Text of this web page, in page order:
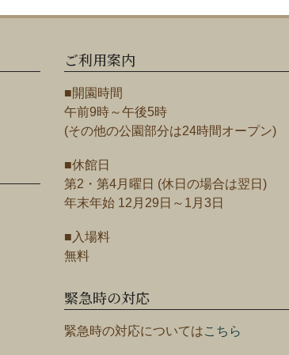
ご利用案内
■開園時間
午前9時～午後5時
(その他の公園部分は24時間オープン)
■休館日
第2・第4月曜日 (休日の場合は翌日)
年末年始 12月29日～1月3日
■入場料
無料
緊急時の対応
緊急時の対応についてはこちら